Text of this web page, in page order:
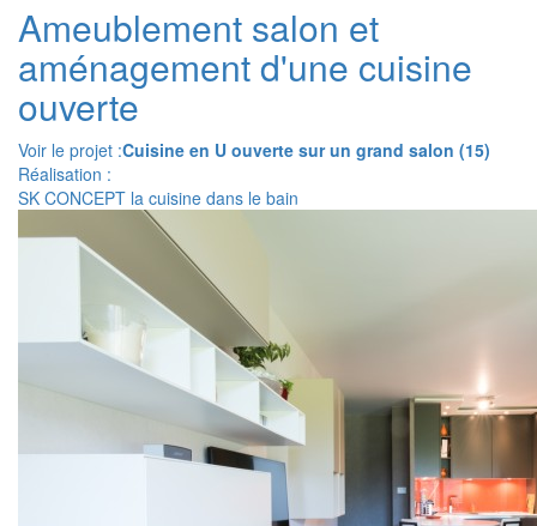
Ameublement salon et
aménagement d'une cuisine
ouverte
Voir le projet :Cuisine en U ouverte sur un grand salon (15)
Réalisation :
SK CONCEPT la cuisine dans le bain